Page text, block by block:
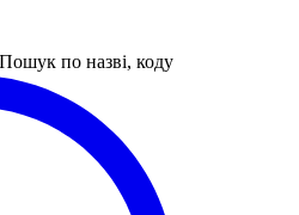
Пошук по назві, коду